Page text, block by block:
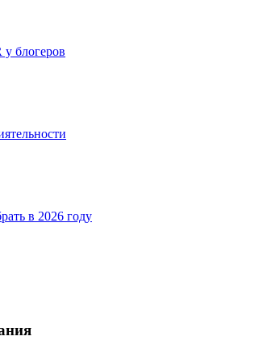
у блогеров
в 2026 году